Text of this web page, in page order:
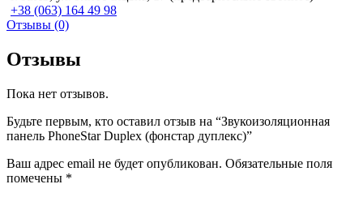
+38 (063) 164 49 98
Отзывы (0)
Отзывы
Пока нет отзывов.
Будьте первым, кто оставил отзыв на “Звукоизоляционная
панель PhoneStar Duplex (фонстар дуплекс)”
Ваш адрес email не будет опубликован. Обязательные поля
помечены *